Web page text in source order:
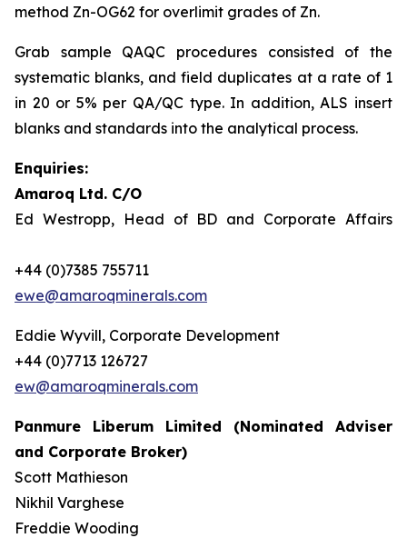
method Zn-OG62 for overlimit grades of Zn.
Grab sample QAQC procedures consisted of the
systematic blanks, and field duplicates at a rate of 1
in 20 or 5% per QA/QC type. In addition, ALS insert
blanks and standards into the analytical process.
Enquiries:
Amaroq Ltd. C/O
Ed Westropp, Head of BD and Corporate Affairs
+44 (0)7385 755711
ewe@amaroqminerals.com
Eddie Wyvill, Corporate Development
+44 (0)7713 126727
ew@amaroqminerals.com
Panmure Liberum Limited (Nominated Adviser
and Corporate Broker)
Scott Mathieson
Nikhil Varghese
Freddie Wooding